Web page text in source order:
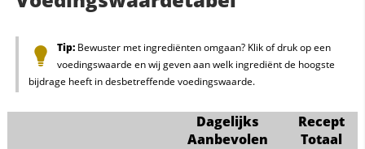
Tip:Bewuster met ingrediënten omgaan? Klik of druk op een
voedingswaarde en wij geven aan welk ingrediënt de hoogste
bijdrage heeft in desbetreffende voedingswaarde.
Dagelijks
Aanbevolen
Recept
Totaal